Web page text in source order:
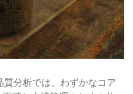
分析では、わずかなコア